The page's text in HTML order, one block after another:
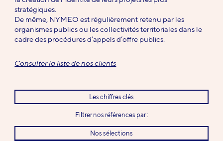
stratégiques.
De même, NYMEO est régulièrement retenu par les
organismes publics ou les collectivités territoriales dans le
cadre des procédures d’appels d’offre publics.
Consulter la liste de nos clients
Les chiffres clés
Filtrer nos références par :
Nos sélections